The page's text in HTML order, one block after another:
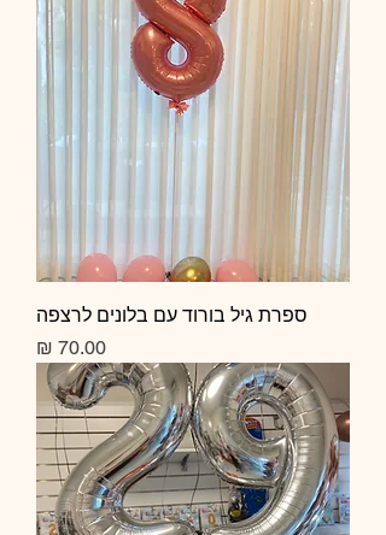
ספרת גיל בורוד עם בלונים לרצפה
מחיר